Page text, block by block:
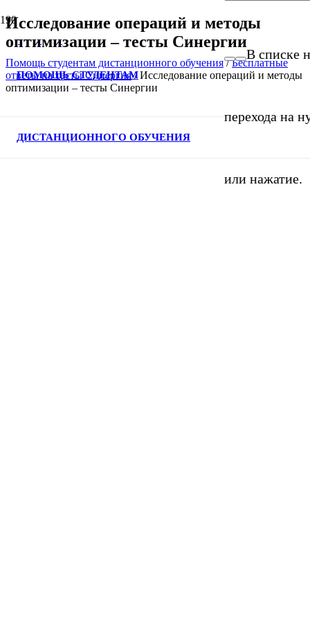
ПОМОЩЬ СТУДЕНТАМ
ДИСТАНЦИОННОГО ОБУЧЕНИЯ
В списке
перехода на
или нажатие.
Исследование операций и методы
оптимизации – тесты Синергии
Помощь студентам дистанционного обучения/Бесплатные
ответы на тесты Синергия/Исследование операций и методы
оптимизации – тесты Синергии